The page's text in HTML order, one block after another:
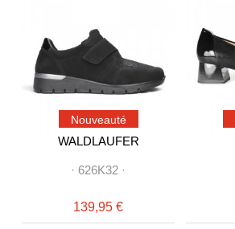
Nouveauté
WALDLAUFER
· 626K32 ·
139,95 €